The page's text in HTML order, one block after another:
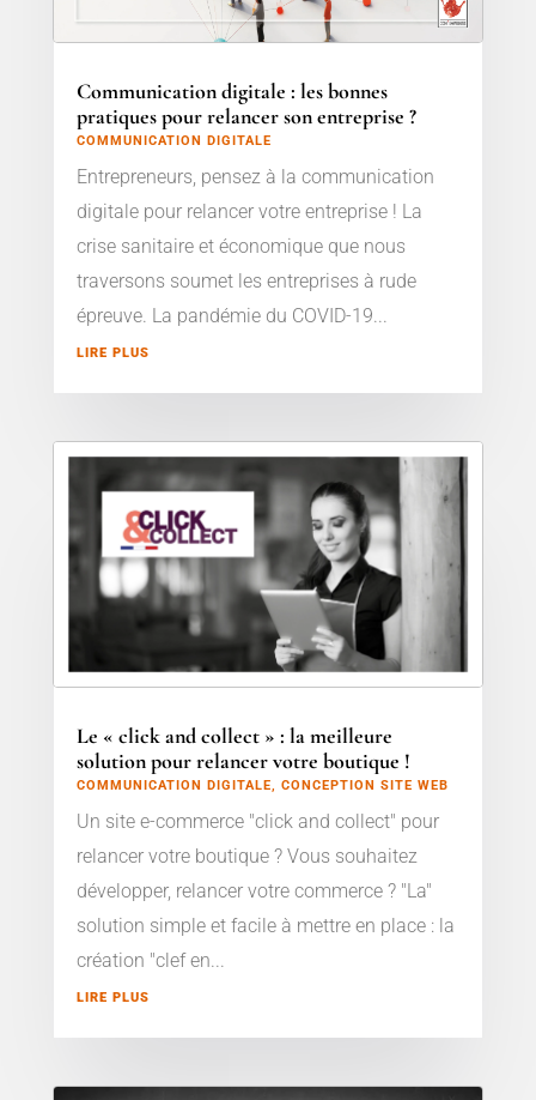
Communication digitale : les bonnes
pratiques pour relancer son entreprise ?
COMMUNICATION DIGITALE
Entrepreneurs, pensez à la communication
digitale pour relancer votre entreprise ! La
crise sanitaire et économique que nous
traversons soumet les entreprises à rude
épreuve. La pandémie du COVID-19...
LIRE PLUS
Le « click and collect » : la meilleure
solution pour relancer votre boutique !
COMMUNICATION DIGITALE CONCEPTION SITE WEB
Un site e-commerce "click and collect" pour
relancer votre boutique ? Vous souhaitez
développer, relancer votre commerce ? "La"
solution simple et facile à mettre en place : la
création "clef en...
LIRE PLUS